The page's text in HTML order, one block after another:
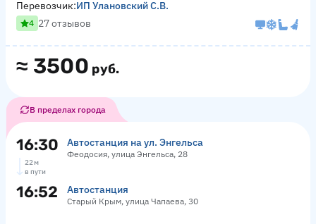
≈ 3500 руб.
Перевозчик:ИП Улановский С.В.
4 27 отзывов
В пределах города
16:30 Автостанция на ул. Энгельса
Феодосия, улица Энгельса, 28
22 м
в пути
16:52 Автостанция
Старый Крым, улица Чапаева, 30